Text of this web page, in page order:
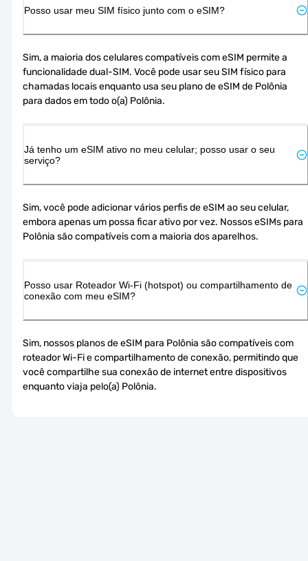
Posso usar meu SIM físico junto com o eSIM?
Sim, a maioria dos celulares compatíveis com eSIM permite a
funcionalidade dual-SIM. Você pode usar seu SIM físico para
chamadas locais enquanto usa seu plano de eSIM de Polônia
para dados em todo o(a) Polônia.
Já tenho um eSIM ativo no meu celular; posso usar o seu
serviço?
Sim, você pode adicionar vários perfis de eSIM ao seu celular,
embora apenas um possa ficar ativo por vez. Nossos eSIMs para
Polônia são compatíveis com a maioria dos aparelhos.
Posso usar Roteador Wi-Fi (hotspot) ou compartilhamento de
conexão com meu eSIM?
Sim, nossos planos de eSIM para Polônia são compatíveis com
roteador Wi-Fi e compartilhamento de conexão, permitindo que
você compartilhe sua conexão de internet entre dispositivos
enquanto viaja pelo(a) Polônia.